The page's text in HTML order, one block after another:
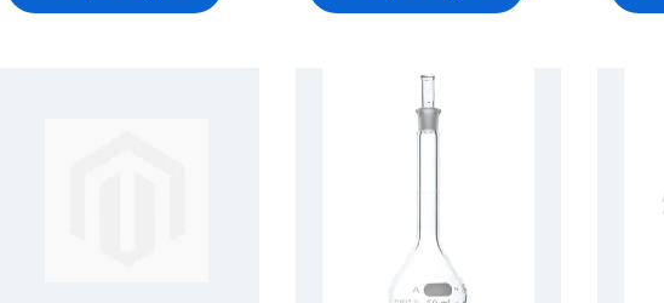
Adicionar
desejos
Comparar